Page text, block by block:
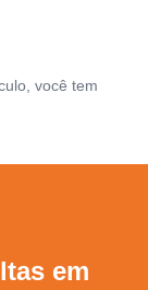
você tem
em